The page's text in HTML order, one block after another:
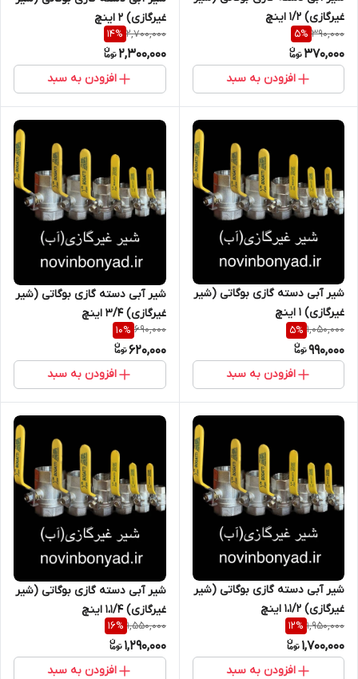
غیرگازی) ۱/۲ اینچ
390,000
5%
370,000
افزودن به سبد
غیرگازی) 2 اینچ
2,700,000
14%
2,300,000
افزودن به سبد
شیر آبی دسته گازی بوگاتی (شیر
غیرگازی) 1 اینچ
1,050,000
5%
990,000
افزودن به سبد
شیر آبی دسته گازی بوگاتی (شیر
غیرگازی) 3/4 اینچ
690,000
10%
620,000
افزودن به سبد
شیر آبی دسته گازی بوگاتی (شیر
غیرگازی) 1،1/2 اینچ
1,950,000
12%
1,700,000
افزودن به سبد
شیر آبی دسته گازی بوگاتی (شیر
غیرگازی) 1،1/4 اینچ
1,550,000
16%
1,290,000
افزودن به سبد